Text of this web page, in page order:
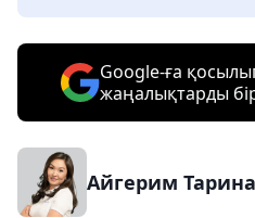
Google-ға
жаңалықтарды
Айгерим Тарина